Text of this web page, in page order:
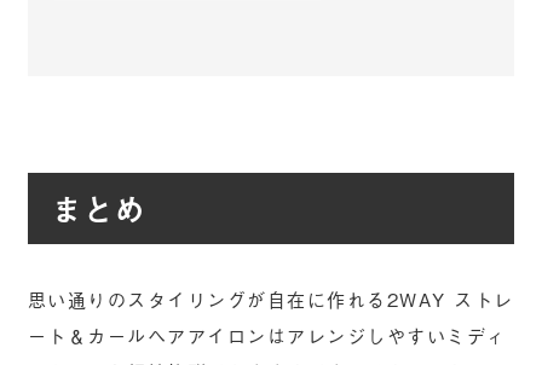
まとめ
思い通りのスタイリングが自在に作れる2WAY ストレ
ート＆カールヘアアイロンはアレンジしやすいミディ